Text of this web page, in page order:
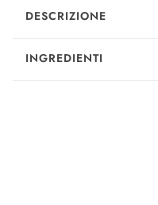
DESCRIZIONE
INGREDIENTI